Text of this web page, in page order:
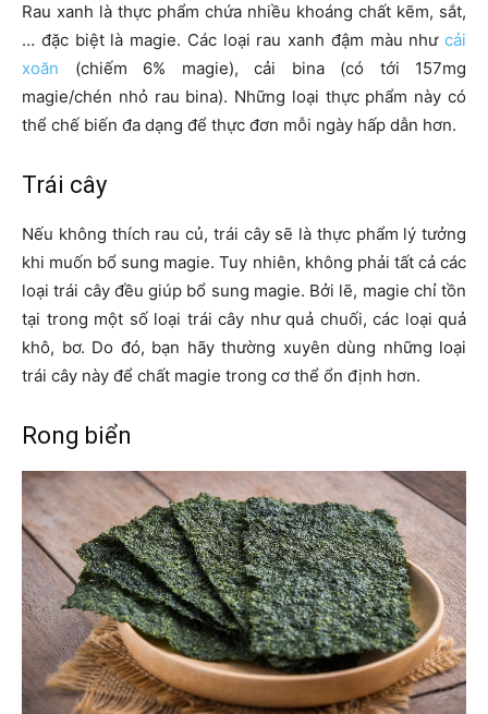
Rau xanh là thực phẩm chứa nhiều khoáng chất kẽm, sắt,
… đặc biệt là magie. Các loại rau xanh đậm màu như cải
xoăn (chiếm 6% magie), cải bina (có tới 157mg
magie/chén nhỏ rau bina). Những loại thực phẩm này có
thể chế biến đa dạng để thực đơn mỗi ngày hấp dẫn hơn.
Trái cây
Nếu không thích rau củ, trái cây sẽ là thực phẩm lý tưởng
khi muốn bổ sung magie. Tuy nhiên, không phải tất cả các
loại trái cây đều giúp bổ sung magie. Bởi lẽ, magie chỉ tồn
tại trong một số loại trái cây như quả chuối, các loại quả
khô, bơ. Do đó, bạn hãy thường xuyên dùng những loại
trái cây này để chất magie trong cơ thể ổn định hơn.
Rong biển